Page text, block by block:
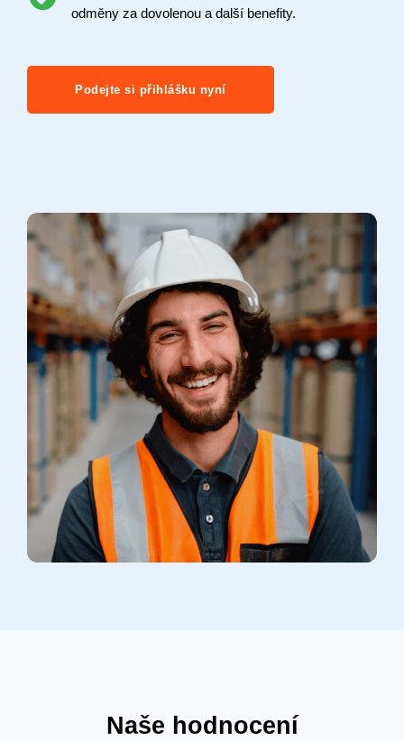
odměny za dovolenou a další benefity.
Podejte si přihlášku nyní
Naše hodnocení